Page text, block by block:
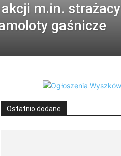
m.in. strażacy
gaśnicze
Ostatnio dodane